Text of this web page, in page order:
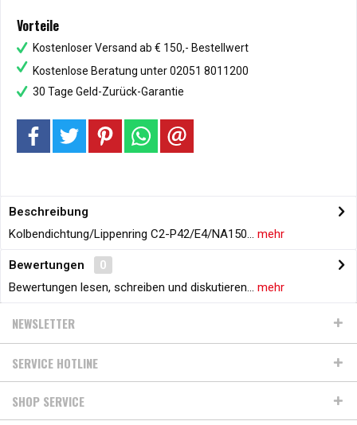
Vorteile
Kostenloser Versand ab € 150,- Bestellwert
Kostenlose Beratung unter 02051 8011200
30 Tage Geld-Zurück-Garantie
Beschreibung
Kolbendichtung/Lippenring C2-P42/E4/NA150... mehr
Bewertungen
0
Bewertungen lesen, schreiben und diskutieren... mehr
NEWSLETTER
SERVICE HOTLINE
SHOP SERVICE